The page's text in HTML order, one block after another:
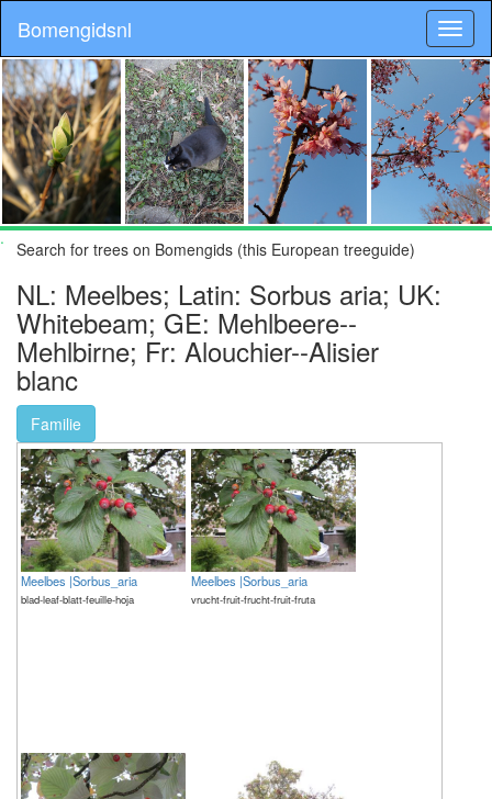
Bomengidsnl
.
Search for trees on Bomengids (this European treeguide)
NL: Meelbes; Latin: Sorbus aria; UK:
Whitebeam; GE: Mehlbeere--
Mehlbirne; Fr: Alouchier--Alisier
blanc
Familie
Meelbes |Sorbus_aria
blad-leaf-blatt-feuille-hoja
Meelbes |Sorbus_aria
vrucht-fruit-frucht-fruit-fruta